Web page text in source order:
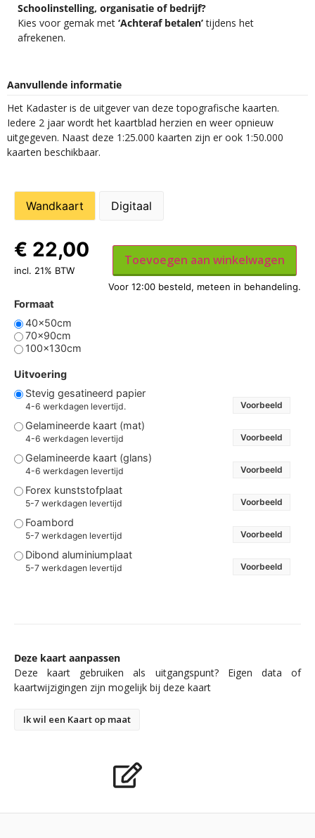
Schoolinstelling, organisatie of bedrijf?
Kies voor gemak met ‘Achteraf betalen’tijdens het
afrekenen.
Aanvullende informatie
Het Kadaster is de uitgever van deze topografische kaarten.
Iedere 2 jaar wordt het kaartblad herzien en weer opnieuw
uitgegeven. Naast deze 1:25.000 kaarten zijn er ook 1:50.000
kaarten beschikbaar.
Wandkaart Digitaal
Formaat
40x50cm
70x90cm
100x130cm
Uitvoering
Stevig gesatineerd papier
4-6 werkdagen levertijd. Voorbeeld
Gelamineerde kaart (mat)
4-6 werkdagen levertijd Voorbeeld
Gelamineerde kaart (glans)
4-6 werkdagen levertijd Voorbeeld
Forex kunststofplaat
5-7 werkdagen levertijd Voorbeeld
Foambord
5-7 werkdagen levertijd Voorbeeld
Dibond aluminiumplaat
5-7 werkdagen levertijd Voorbeeld
€ 22,00
incl. 21% BTW
Toevoegen aan winkelwagen
Deze kaart aanpassen
Deze kaart gebruiken als uitgangspunt? Eigen data of
kaartwijzigingen zijn mogelijk bij deze kaart
Ik wil een Kaart op maat